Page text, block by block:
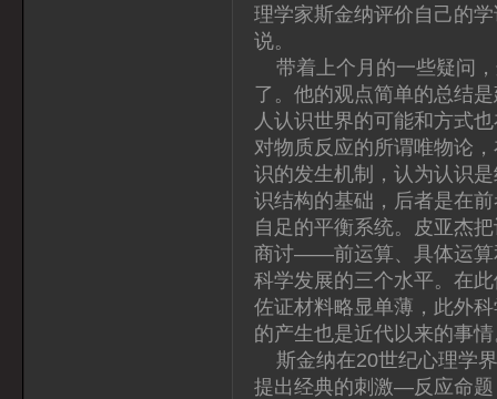
理学家斯金纳评价自己的
说。
带着上个月的一些疑问，
了。他的观点简单的总结
人认识世界的可能和方式
对物质反应的所谓唯物论
识的发生机制，认为认识
识结构的基础，后者是在
自足的平衡系统。皮亚杰
商讨——前运算、具体运算
科学发展的三个水平。在
佐证材料略显单薄，此外
的产生也是近代以来的事
斯金纳在20世纪心理学
提出经典的刺激—反应命题